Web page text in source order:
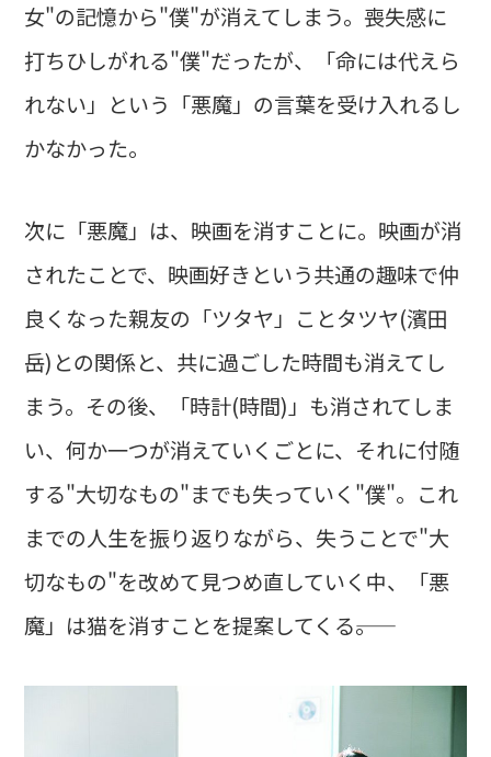
女"の記憶から"僕"が消えてしまう。喪失感に
打ちひしがれる"僕"だったが、「命には代えら
れない」という「悪魔」の言葉を受け入れるし
かなかった。
次に「悪魔」は、映画を消すことに。映画が消
されたことで、映画好きという共通の趣味で仲
良くなった親友の「ツタヤ」ことタツヤ(濱田
岳)との関係と、共に過ごした時間も消えてし
まう。その後、「時計(時間)」も消されてしま
い、何か一つが消えていくごとに、それに付随
する"大切なもの"までも失っていく"僕"。これ
までの人生を振り返りながら、失うことで"大
切なもの"を改めて見つめ直していく中、「悪
魔」は猫を消すことを提案してくる――。